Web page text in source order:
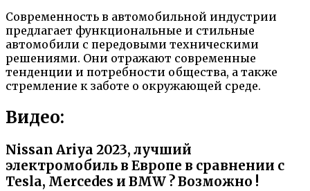
Современность в автомобильной индустрии
предлагает функциональные и стильные
автомобили с передовыми техническими
решениями. Они отражают современные
тенденции и потребности общества, а также
стремление к заботе о окружающей среде.
Видео:
Nissan Ariya 2023, лучший
электромобиль в Европе в сравнении с
Tesla, Mercedes и BMW ? Возможно !